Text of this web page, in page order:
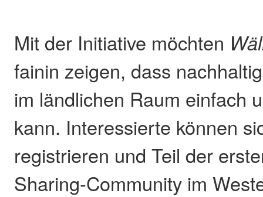
Mit der Initiative möchten
fainin zeigen, dass
im ländlichen Raum einfach
kann. Interessierte können
registrieren und Teil der
Sharing-Community im